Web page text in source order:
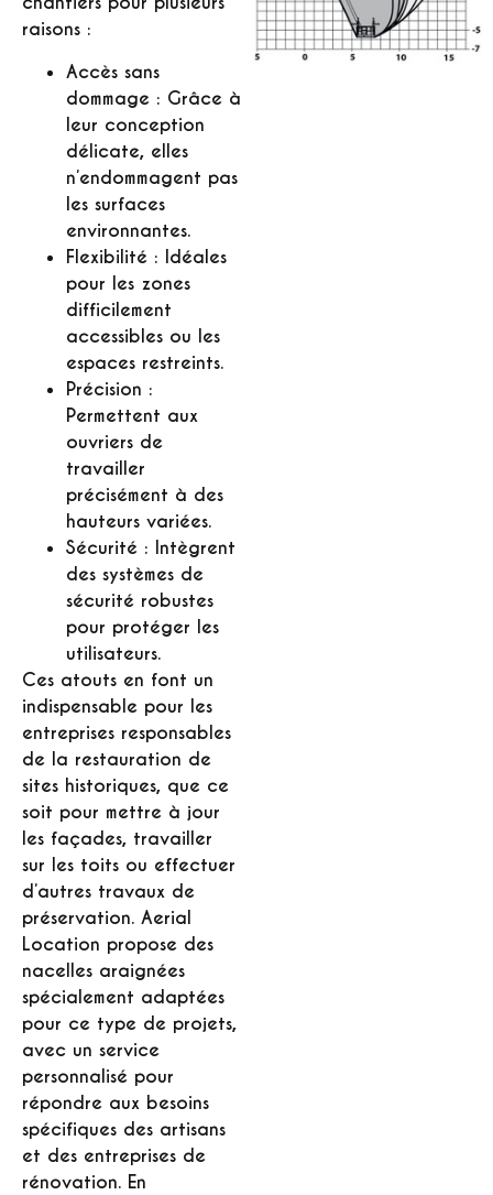
raisons :
Accès sans
dommage : Grâce à
leur conception
délicate, elles
n’endommagent pas
les surfaces
environnantes.
Flexibilité : Idéales
pour les zones
difficilement
accessibles ou les
espaces restreints.
Précision :
Permettent aux
ouvriers de
travailler
précisément à des
hauteurs variées.
Sécurité : Intègrent
des systèmes de
sécurité robustes
pour protéger les
utilisateurs.
Ces atouts en font un
indispensable pour les
entreprises responsables
de la restauration de
sites historiques, que ce
soit pour mettre à jour
les façades, travailler
sur les toits ou effectuer
d’autres travaux de
préservation. Aerial
Location propose des
nacelles araignées
spécialement adaptées
pour ce type de projets,
avec un service
personnalisé pour
répondre aux besoins
spécifiques des artisans
et des entreprises de
rénovation. En